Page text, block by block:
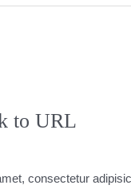
to URL
consectetur